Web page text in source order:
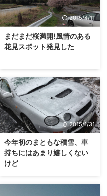
2015/4/11
まだまだ桜満開!風情のある
花見スポット発見した
2015/1/31
今年初のまともな積雪、車
持ちにはあまり嬉しくない
けど